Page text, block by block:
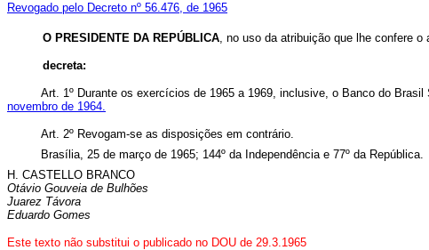
Revogado pelo Decreto nº 56.476, de 1965
O PRESIDENTE DA REPÚBLICA, no uso da atribuição que lhe confere
decreta:
Art. 1º Durante os exercícios de 1965 a 1969, inclusive, o Banco do
novembro de 1964.
Art. 2º Revogam-se as disposições em contrário.
Brasília, 25 de março de 1965; 144º da Independência e 77º da República.
H. CASTELLO BRANCO
Otávio Gouveia de Bulhões
Juarez Távora
Eduardo Gomes
Este texto não substitui o publicado no DOU de 29.3.1965